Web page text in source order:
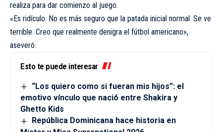
realiza para dar comienzo al juego.
«Es ridículo. No es más seguro que la patada inicial normal. Se ve
terrible. Creo que realmente denigra el fútbol americano»,
aseveró.
Esto te puede interesar
“Los quiero como si fueran mis hijos”: el
emotivo vínculo que nació entre Shakira y
Ghetto Kids
República Dominicana hace historia en